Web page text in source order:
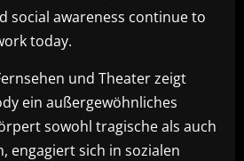
social awareness continue to
today.
und Theater zeigt
ein außergewöhnliches
sowohl tragische als auch
engagiert sich in sozialen